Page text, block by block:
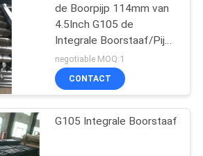
de Boorpijp 114mm van
4.5Inch G105 de
Integrale Boorstaaf/Pijp
van de Waterboor
negotiable MOQ:1
CONTACT
G105 Integrale Boorstaaf